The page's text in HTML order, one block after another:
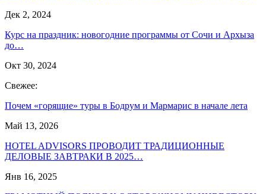
Дек 2, 2024
Курс на праздник: новогодние программы от Сочи и Архыза
до…
Окт 30, 2024
Свежее:
Почем «горящие» туры в Бодрум и Мармарис в начале лета
Май 13, 2026
HOTEL ADVISORS ПРОВОДИТ ТРАДИЦИОННЫЕ
ДЕЛОВЫЕ ЗАВТРАКИ В 2025…
Янв 16, 2025